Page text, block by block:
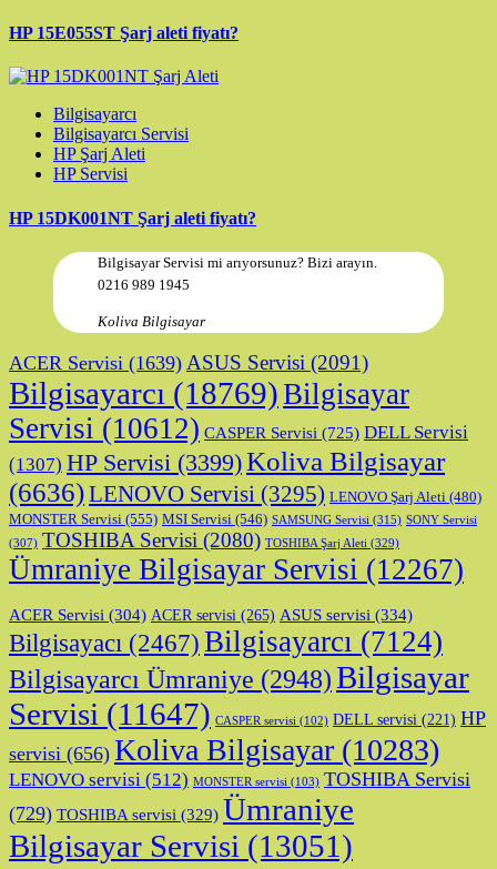
HP 15E055ST Şarj aleti fiyatı?
Bilgisayarcı
Bilgisayarcı Servisi
HP Şarj Aleti
HP Servisi
HP 15DK001NT Şarj aleti fiyatı?
Bilgisayar Servisi mi arıyorsunuz? Bizi arayın.
0216 989 1945
Koliva Bilgisayar
ACER Servisi (1639) ASUS Servisi (2091)
Bilgisayarcı (18769)Bilgisayar
Servisi (10612) CASPER Servisi (725) DELL Servisi
(1307) HP Servisi (3399)Koliva Bilgisayar
(6636)LENOVO Servisi (3295) LENOVO Şarj Aleti (480)
MONSTER Servisi (555) MSI Servisi (546) SAMSUNG Servisi (315) SONY Servisi
(307) TOSHIBA Servisi (2080) TOSHIBA Şarj Aleti (329)
Ümraniye Bilgisayar Servisi (12267)
ACER Servisi (304) ACER servisi (265) ASUS servisi (334)
Bilgisayacı (2467) Bilgisayarcı (7124)
Bilgisayarcı Ümraniye (2948)Bilgisayar
Servisi (11647) CASPER servisi (102) DELL servisi (221) HP
servisi (656) Koliva Bilgisayar (10283)
LENOVO servisi (512) MONSTER servisi (103) TOSHIBA Servisi
(729) TOSHIBA servisi (329) Ümraniye
Bilgisayar Servisi (13051)